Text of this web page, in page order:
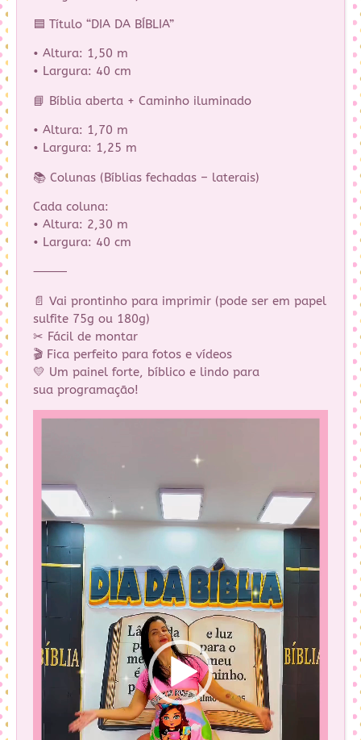
🟦 Título “DIA DA BÍBLIA”
• Altura: 1,50 m
• Largura: 40 cm
📘 Bíblia aberta + Caminho iluminado
• Altura: 1,70 m
• Largura: 1,25 m
📚 Colunas (Bíblias fechadas – laterais)
Cada coluna:
• Altura: 2,30 m
• Largura: 40 cm
⸻
📄 Vai prontinho para imprimir (pode ser em papel
sulfite 75g ou 180g)
✂ Fácil de montar
🎬 Fica perfeito para fotos e vídeos
💛 Um painel forte, bíblico e lindo para
sua programação!
Tocador